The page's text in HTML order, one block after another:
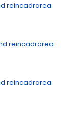
reincadrarea
reincadrarea
reincadrarea